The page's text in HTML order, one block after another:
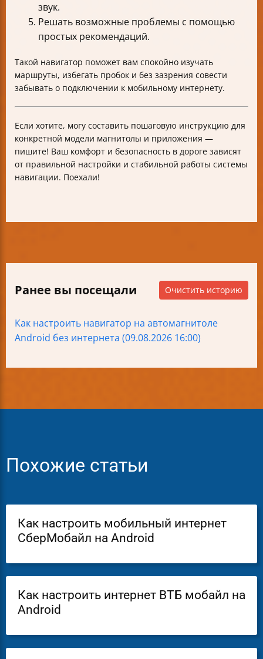
звук.
Решать возможные проблемы с помощью
простых рекомендаций.
Такой навигатор поможет вам спокойно изучать
маршруты, избегать пробок и без зазрения совести
забывать о подключении к мобильному интернету.
Если хотите, могу составить пошаговую инструкцию для
конкретной модели магнитолы и приложения —
пишите! Ваш комфорт и безопасность в дороге зависят
от правильной настройки и стабильной работы системы
навигации. Поехали!
Ранее вы посещали Очистить историю
Как настроить навигатор на автомагнитоле
Android без интернета (09.08.2026 16:00)
Похожие статьи
Как настроить мобильный интернет
СберМобайл на Android
Как настроить интернет ВТБ мобайл на
Android